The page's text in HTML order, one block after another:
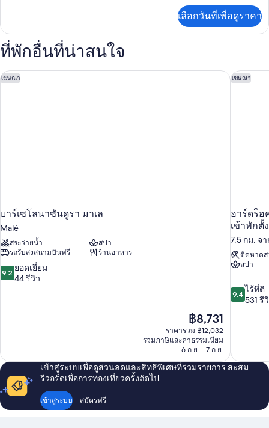
ทะเล
(Free
Return
Airport
Transfer)
วิว
ทะเล
(Free
Airport
Transfer)
Transfer)
เกี่ยว
กับ
Executive
Room
(Free
เลือกวันที่เพื่อดูราคา
ที่พักอื่นที่น่าสนใจ
โฆษณา
บาร์เซโลนาซันดูรา มาเล
Malé
สระว่ายน้ำ
สปา
รถรับส่งสนามบินฟรี
ร้านอาหาร
9.2
จาก
9.2 ยอดเยี่ยม
44 รีวิว
ราคา
ปัจจุบัน
คือ
฿8,731
฿8,731
ราคารวม ฿12,032
รวมภาษีและค่าธรรมเนียม
6 ก.ย. - 7 ก.ย.
บาร์เซโลนาซันดูรา มาเล โฆษณา
ฮาร์ดร็อ
เข้าพักตั้
7.5 กม. จ
ติดหาด
สปา
9.4
จาก
531
รีวิว
9.4 ไร้ที่ติ
531 รี
ฮาร์ดร็อ
เข้าสู่ระบบเพื่อดูส่วนลดและสิทธิพิเศษที่ร่วมรายการ สะสม
รีวอร์ดเพื่อการท่องเที่ยวครั้งถัดไป
เข้าสู่ระบบ สมัครฟรี